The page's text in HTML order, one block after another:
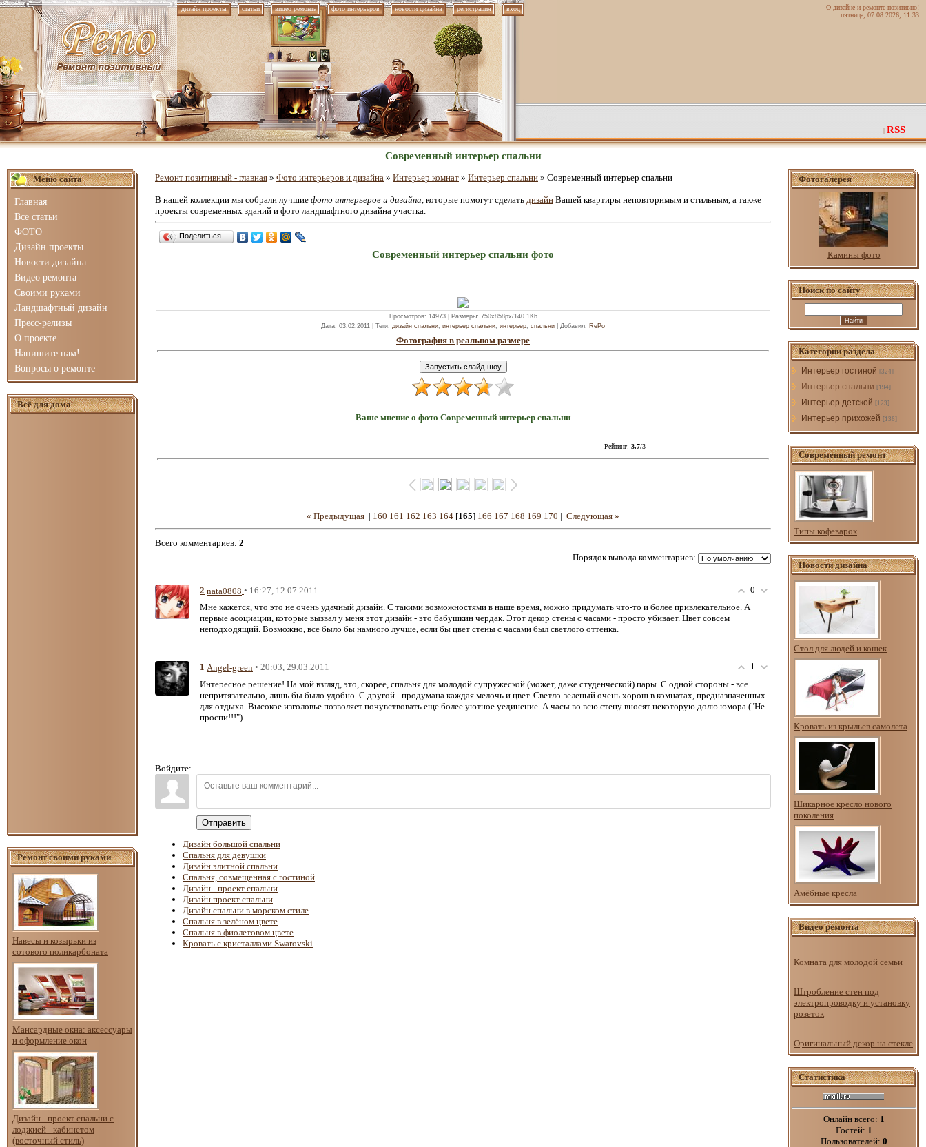
дизайн проекты статьи видео ремонта фото интерьеров новости дизайна регистрация вход
О дизайне и ремонте позитивно!
пятница, 07.08.2026, 11:33
| RSS
Современный интерьер спальни
Меню сайта
Главная
Все статьи
ФОТО
Дизайн проекты
Новости дизайна
Видео ремонта
Своими руками
Ландшафтный дизайн
Пресс-релизы
О проекте
Напишите нам!
Вопросы о ремонте
Всё для дома
Ремонт своими руками
Навесы и козырьки из
сотового поликарбоната
Мансардные окна: аксессуары
и оформление окон
Дизайн - проект спальни с
лоджией - кабинетом
(восточный стиль)
Ремонт позитивный - главная » Фото интерьеров и дизайна » Интерьер комнат » Интерьер спальни » Современный интерьер спальни
В нашей коллекции мы собрали лучшие фото интерьеров и дизайна , которые помогут сделать дизайн Вашей квартиры неповторимым и стильным, а также
проекты современных зданий и фото ландшафтного дизайна участка.
Поделиться…
Современный интерьер спальни фото
Просмотров: 14973 | Размеры: 750x858px/140.1Kb
Дата: 03.02.2011 | Теги: дизайн спальни интерьер спальни интерьер спальни Добавил: RePo
Фотография в реальном размере
Ваше мнение о фото Современный интерьер спальни
Рейтинг: 3.7/3
« Предыдущая | 160 161 162 163 164 [165] 166 167 168 169 170 | Следующая »
Всего комментариев: 2
Порядок вывода комментариев:
0
2 nata0808 • 16:27, 12.07.2011
Мне кажется, что это не очень удачный дизайн. С такими возможностями в наше время, можно придумать что-то и более привлекательное. А
первые асоциации, которые вызвал у меня этот дизайн - это бабушкин чердак. Этот декор стены с часами - просто убивает. Цвет совсем
неподходящий. Возможно, все было бы намного лучше, если бы цвет стены с часами был светлого оттенка.
1
1 Angel-green • 20:03, 29.03.2011
Интересное решение! На мой взгляд, это, скорее, спальня для молодой супружеской (может, даже студенческой) пары. С одной стороны - все
непритязательно, лишь бы было удобно. С другой - продумана каждая мелочь и цвет. Светло-зеленый очень хорош в комнатах, предназначенных
для отдыха. Высокое изголовье позволяет почувствовать еще более уютное уединение. А часы во всю стену вносят некоторую долю юмора ("Не
проспи!!!").
Войдите:
Отправить
Дизайн большой спальни
Спальня для девушки
Дизайн элитной спальни
Спальня, совмещенная с гостиной
Дизайн - проект спальни
Дизайн проект спальни
Дизайн спальни в морском стиле
Спальня в зелёном цвете
Спальня в фиолетовом цвете
Кровать с кристаллами Swarovski
Фотогалерея
Камины фото
Поиск по сайту
Категории раздела
Интерьер гостиной [324]
Интерьер спальни [194]
Интерьер детской [123]
Интерьер прихожей [136]
Современный ремонт
Типы кофеварок
Новости дизайна
Стол для людей и кошек
Кровать из крыльев самолета
Шикарное кресло нового
поколения
Амёбные кресла
Видео ремонта
Комната для молодой семьи
Штробление стен под
электропроводку и установку
розеток
Оригинальный декор на стекле
Статистика
Онлайн всего: 1
Гостей: 1
Пользователей: 0